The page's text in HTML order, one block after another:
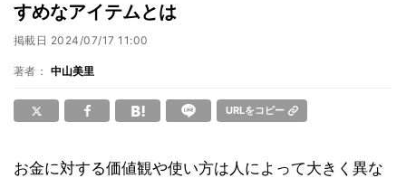
すめなアイテムとは
掲載日 2024/07/17 11:00
著者： 中山美里
URLをコピー
お金に対する価値観や使い方は人によって大きく異な